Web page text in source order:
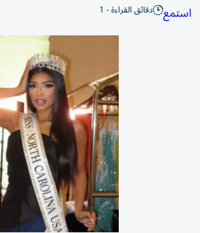
استمع دقائق القراءة - 1